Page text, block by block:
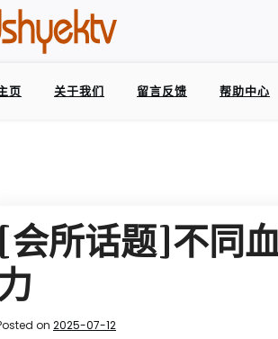
页 关于我们 留言反馈 帮助中心
[会所话题]不同
on 2025-07-12